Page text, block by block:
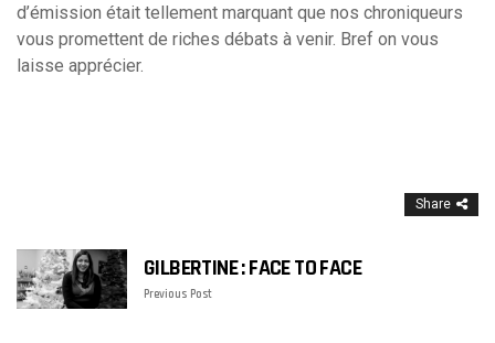
d’émission était tellement marquant que nos chroniqueurs
vous promettent de riches débats à venir. Bref on vous
laisse apprécier.
Share
GILBERTINE : FACE TO FACE
Previous Post